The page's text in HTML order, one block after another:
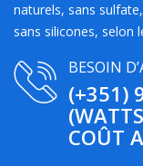
naturels, sans
sans silicones, selon
BESOIN
(+351)
COÛT